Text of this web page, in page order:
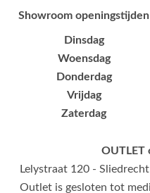
Showroom openingstijden
Dinsdag
Woensdag
Donderdag
Vrijdag
Zaterdag
OUTLET
Lelystraat 120 - Sliedrecht
Outlet is gesloten tot